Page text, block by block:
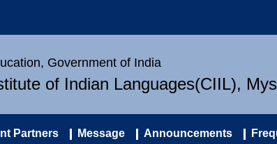
Government of India
of Indian Languages(CIIL),
Partners Message Announcements